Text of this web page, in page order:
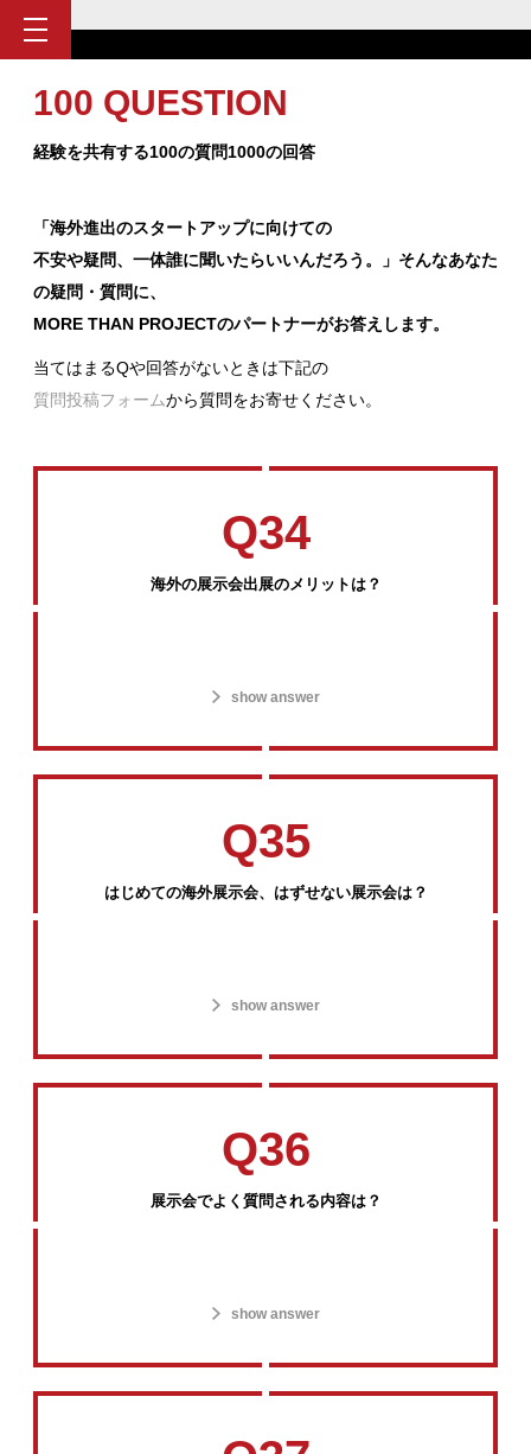
100 QUESTION
経験を共有する100の質問1000の回答
「海外進出のスタートアップに向けての
不安や疑問、一体誰に聞いたらいいんだろう。」そんなあなた
の疑問・質問に、
MORE THAN PROJECTのパートナーがお答えします。
当てはまるQや回答がないときは下記の
質問投稿フォームから質問をお寄せください。
Q34
海外の展示会出展のメリットは？
show answer
Q35
はじめての海外展示会、はずせない展示会は？
show answer
Q36
展示会でよく質問される内容は？
show answer